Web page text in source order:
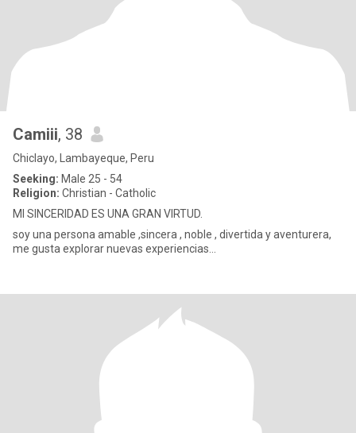
Camiii, 38
Chiclayo, Lambayeque, Peru
Seeking: Male 25 - 54
Religion: Christian - Catholic
MI SINCERIDAD ES UNA GRAN VIRTUD.
soy una persona amable ,sincera , noble , divertida y aventurera,
me gusta explorar nuevas experiencias...